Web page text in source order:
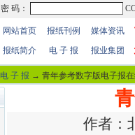
网站首页 报纸刊例 媒体资讯
报纸简介 电 子 报 报业集团
电 子 报 → 青年参考数字版电子报
作者：